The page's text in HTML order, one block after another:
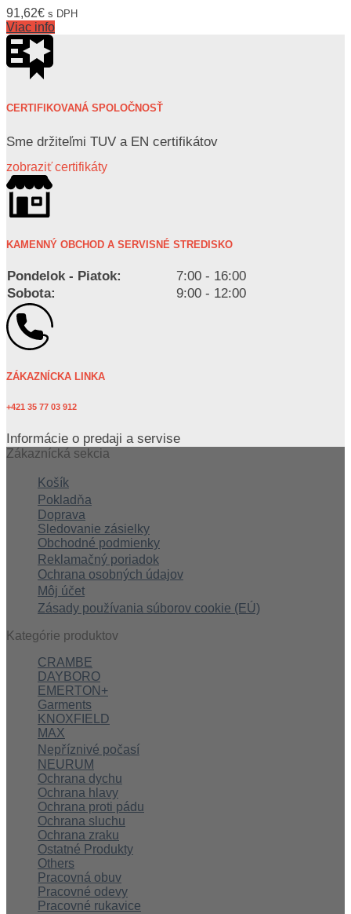
91,62€ s DPH
Viac info
CERTIFIKOVANÁ SPOLOČNOSŤ
Sme držiteľmi TUV a EN certifikátov
zobraziť certifikáty
KAMENNÝ OBCHOD A SERVISNÉ STREDISKO
Pondelok - Piatok:
7:00 - 16:00
Sobota:
9:00 - 12:00
ZÁKAZNÍCKA LINKA
+421 35 77 03 912
Informácie o predaji a servise
Zákaznícká sekcia
Košík
Pokladňa
Doprava
Sledovanie zásielky
Obchodné podmienky
Reklamačný poriadok
Ochrana osobných údajov
Môj účet
Zásady používania súborov cookie (EÚ)
Kategórie produktov
CRAMBE
DAYBORO
EMERTON+
Garments
KNOXFIELD
MAX
Nepříznivé počasí
NEURUM
Ochrana dychu
Ochrana hlavy
Ochrana proti pádu
Ochrana sluchu
Ochrana zraku
Ostatné Produkty
Others
Pracovná obuv
Pracovné odevy
Pracovné rukavice